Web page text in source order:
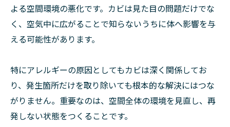
よる空間環境の悪化です。カビは見た目の問題だけでな
く、空気中に広がることで知らないうちに体へ影響を与
える可能性があります。
特にアレルギーの原因としてもカビは深く関係してお
り、発生箇所だけを取り除いても根本的な解決にはつな
がりません。重要なのは、空間全体の環境を見直し、再
発しない状態をつくることです。